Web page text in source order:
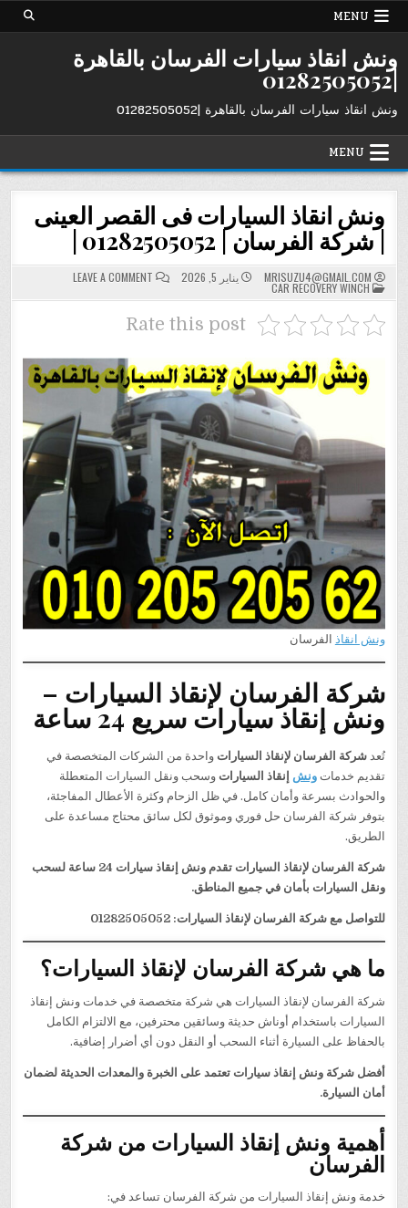
Skip
MENU
ونش انقاذ سيارات الفرسان بالقاهرة
|01282505052
ونش انقاذ سيارات الفرسان بالقاهرة |01282505052
MENU
ونش انقاذ السيارات فى القصر العينى
| شركة الفرسان | 01282505052 |
MRISUZU4@GMAIL.COM يناير 5, 2026 LEAVE A COMMENT
ON
ونش
انقاذ
شركة
الفرسان
|
01282505052
POSTED
IN
CAR RECOVERY WINCH
Rate this post
ونش انقاذ الفرسان
شركة الفرسان لإنقاذ السيارات –
ونش إنقاذ سيارات سريع 24 ساعة
تُعدشركة الفرسان لإنقاذ السيارات واحدة من الشركات المتخصصة في
تقديم خدماتونش إنقاذ السيارات وسحب ونقل السيارات المتعطلة
والحوادث بسرعة وأمان كامل. في ظل الزحام وكثرة الأعطال المفاجئة،
بتوفر شركة الفرسان حل فوري وموثوق لكل سائق محتاج مساعدة على
الطريق.
شركة الفرسان لإنقاذ السيارات تقدم ونش إنقاذ سيارات 24 ساعة لسحب
ونقل السيارات بأمان في جميع المناطق.
للتواصل مع شركة الفرسان لإنقاذ السيارات: 01282505052
ما هي شركة الفرسان لإنقاذ السيارات؟
شركة الفرسان لإنقاذ السيارات هي شركة متخصصة في خدمات ونش إنقاذ
السيارات باستخدام أوناش حديثة وسائقين محترفين، مع الالتزام الكامل
بالحفاظ على السيارة أثناء السحب أو النقل دون أي أضرار إضافية.
أفضل شركة ونش إنقاذ سيارات تعتمد على الخبرة والمعدات الحديثة لضمان
أمان السيارة.
أهمية ونش إنقاذ السيارات من شركة
الفرسان
خدمة ونش إنقاذ السيارات من شركة الفرسان تساعد في: